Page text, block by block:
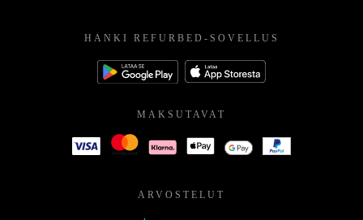
HANKI REFURBED-SOVELLUS
MAKSUTAVAT
ARVOSTELUT